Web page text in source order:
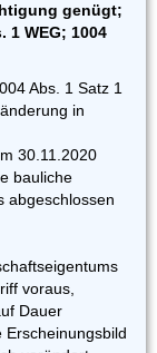
genügt;
1 WEG; 1004
Abs. 1 Satz 1
in
30.11.2020
bauliche
abgeschlossen
voraus,
Dauer